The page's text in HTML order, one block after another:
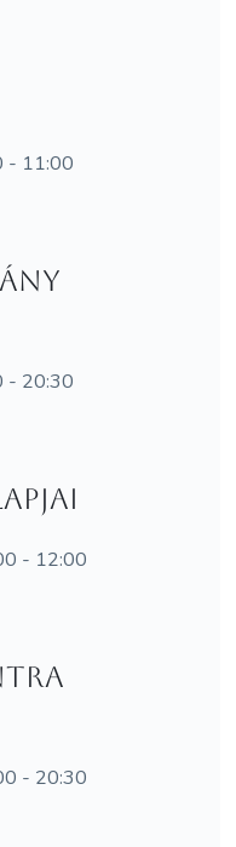
- 11:00
- 20:30
- 12:00
- 20:30